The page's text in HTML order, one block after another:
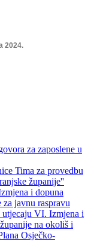
2024.
za zaposlene u
Tima za provedbu
županije''
i dopuna
javnu raspravu
utjecaju VI. Izmjena i
na okoliš i
Osječko-